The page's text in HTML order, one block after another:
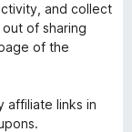
and collect
of sharing
of the
affiliate links in